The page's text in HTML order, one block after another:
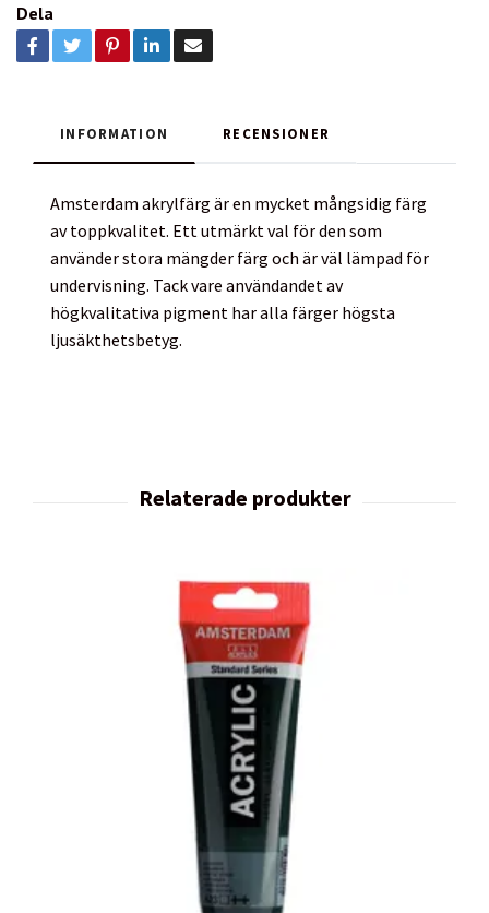
Dela
INFORMATION RECENSIONER
Amsterdam akrylfärg är en mycket mångsidig färg
av toppkvalitet. Ett utmärkt val för den som
använder stora mängder färg och är väl lämpad för
undervisning. Tack vare användandet av
högkvalitativa pigment har alla färger högsta
ljusäkthetsbetyg.